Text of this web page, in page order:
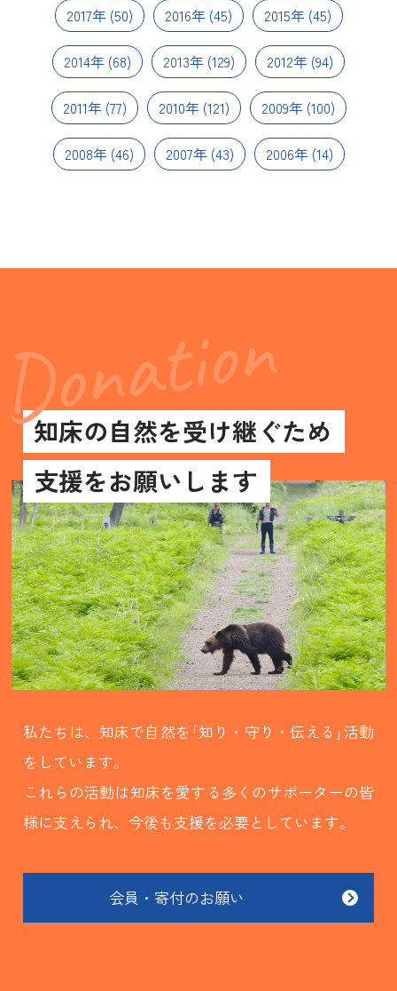
2017年(50) 2016年(45) 2015年(45)
2014年 (68) 2013年 (129) 2012年 (94)
2011年(77) 2010年(121) 2009年(100)
2008年(46) 2007年(43) 2006年(14)
知床の自然を受け継ぐため
支援をお願いします
私たちは、知床で自然を｢知り・守り・伝える｣活動
をしています。
これらの活動は知床を愛する多くのサポーターの皆
様に支えられ、今後も支援を必要としています。
会員・寄付のお願い